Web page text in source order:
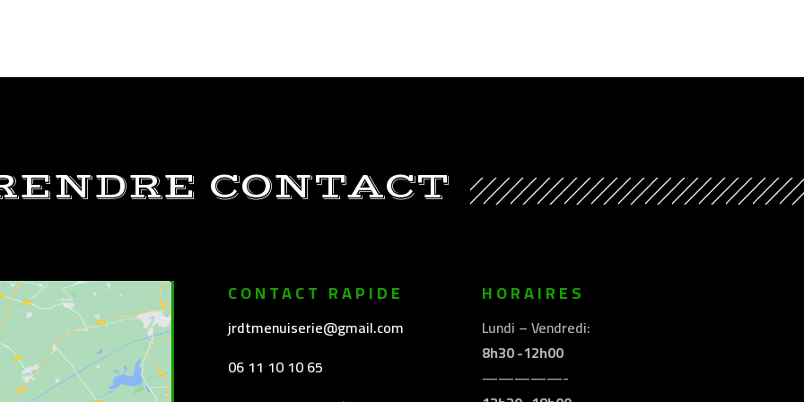
CONTACT
CONTACT RAPIDE
jrdtmenuiserie@gmail.com
06 11 10 10 65
HORAIRES
Lundi – Vendredi:
8h30 -12h00
—————-